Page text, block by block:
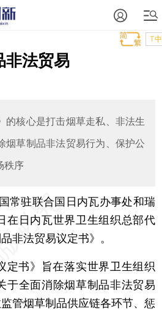
T中
非法贸易
的核心是打击烟草走私、非法生
烟草制品非法贸易行为、保护公
秩序
驻联合国日内瓦办事处和瑞
在日内瓦世界卫生组织总部代
非法贸易议定书》。
书》旨在落实世界卫生组织
于全面消除烟草制品非法贸易
管烟草制品供应链各环节、惩